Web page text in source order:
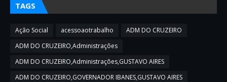
TAGS
Ação Social acessoaotrabalho
ADM DO CRUZEIRO
ADM DO CRUZEIRO,Administrações
ADM DO CRUZEIRO,Administrações,GUSTAVO AIRES
ADM DO CRUZEIRO,GOVERNADOR IBANES,GUSTAVO AIRES